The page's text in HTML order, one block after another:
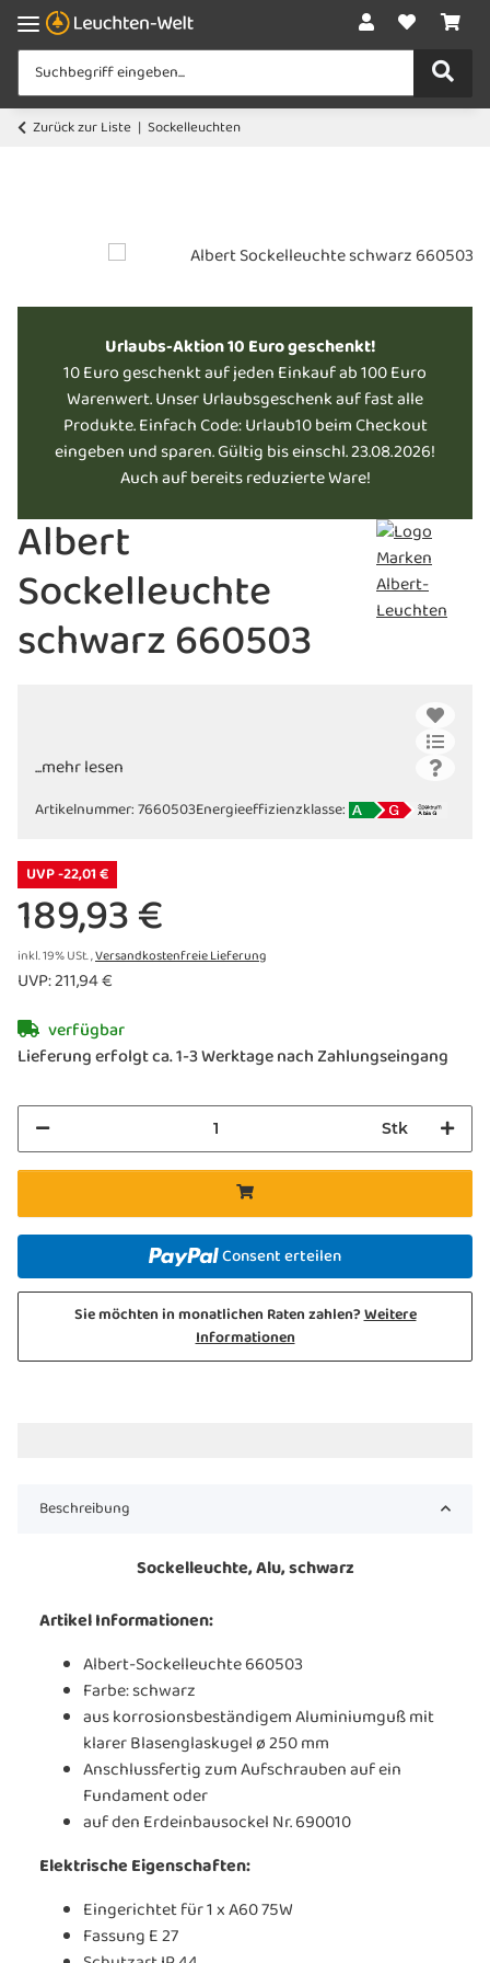
Zurück zur Liste Sockelleuchten
Urlaubs-Aktion 10 Euro geschenkt!
10 Euro geschenkt auf jeden Einkauf ab 100 Euro
Warenwert. Unser Urlaubsgeschenk auf fast alle
Produkte. Einfach Code: Urlaub10 beim Checkout
eingeben und sparen. Gültig bis einschl. 23.08.2026!
Auch auf bereits reduzierte Ware!
Albert
Sockelleuchte
schwarz 660503
...mehr lesen
Artikelnummer:7660503Energieeffizienzklasse:
UVP -22,01 €
189,93 €
inkl. 19% USt. ,Versandkostenfreie Lieferung
UVP:211,94 €
verfügbar
Lieferung erfolgt ca. 1-3 Werktage nach Zahlungseingang
Stk
Consent erteilen
Sie möchten in monatlichen Raten zahlen?Weitere
Informationen
Beschreibung
Sockelleuchte, Alu, schwarz
Artikel Informationen:
Albert-Sockelleuchte 660503
Farbe: schwarz
aus korrosionsbeständigem Aluminiumguß mit
klarer Blasenglaskugel ø 250 mm
Anschlussfertig zum Aufschrauben auf ein
Fundament oder
auf den Erdeinbausockel Nr. 690010
Elektrische Eigenschaften:
Eingerichtet für 1 x A60 75W
Fassung E 27